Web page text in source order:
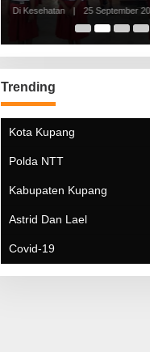
Di Kesehatan | 25 September
Trending
Kota Kupang
Polda NTT
Kabupaten Kupang
Astrid Dan Lael
Covid-19